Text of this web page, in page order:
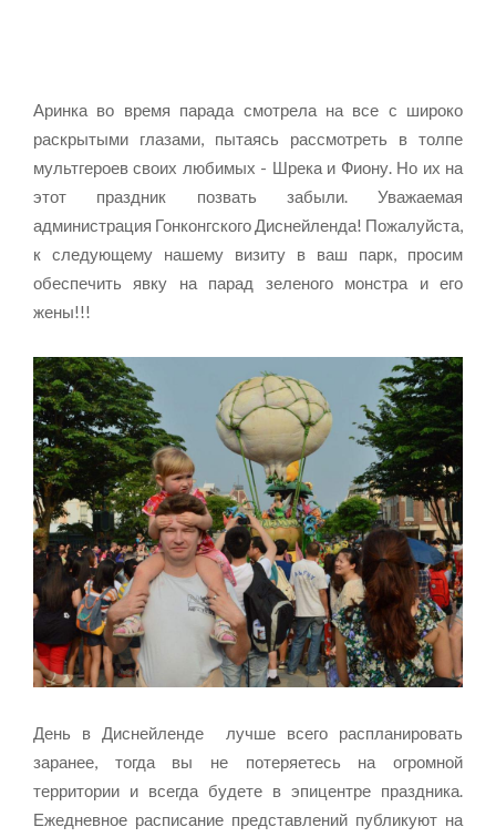
Аринка во время парада смотрела на все с широко
раскрытыми глазами, пытаясь рассмотреть в толпе
мультгероев своих любимых - Шрека и Фиону. Но их на
этот праздник позвать забыли. Уважаемая
администрация Гонконгского Диснейленда! Пожалуйста,
к следующему нашему визиту в ваш парк, просим
обеспечить явку на парад зеленого монстра и его
жены!!!
День в Диснейленде лучше всего распланировать
заранее, тогда вы не потеряетесь на огромной
территории и всегда будете в эпицентре праздника.
Ежедневное расписание представлений публикуют на